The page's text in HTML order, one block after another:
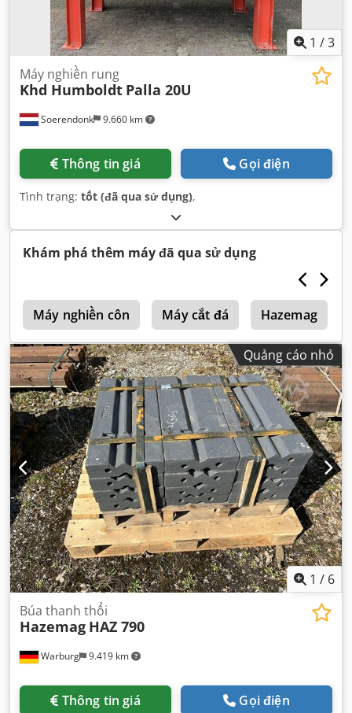
1 /3
Soerendonk 9.660 km
Máy nghiền rung
Khd Humboldt Palla 20U
Thông tin giá Gọi điện
Tình trạng: tốt (đã qua sử dụng),
Khám phá thêm máy đã qua sử dụng
Máy nghiền côn Máy cắt đá Hazemag
Quảng cáo nhỏ
1 / 6
Warburg 9.419 km
Búa thanh thổi
Hazemag HAZ 790
Thông tin giá Gọi điện